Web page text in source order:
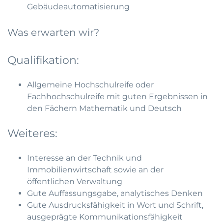
Gebäudeautomatisierung
Was erwarten wir?
Qualifikation:
Allgemeine Hochschulreife oder
Fachhochschulreife mit guten Ergebnissen in
den Fächern Mathematik und Deutsch
Weiteres:
Interesse an der Technik und
Immobilienwirtschaft sowie an der
öffentlichen Verwaltung
Gute Auffassungsgabe, analytisches Denken
Gute Ausdrucksfähigkeit in Wort und Schrift,
ausgeprägte Kommunikationsfähigkeit